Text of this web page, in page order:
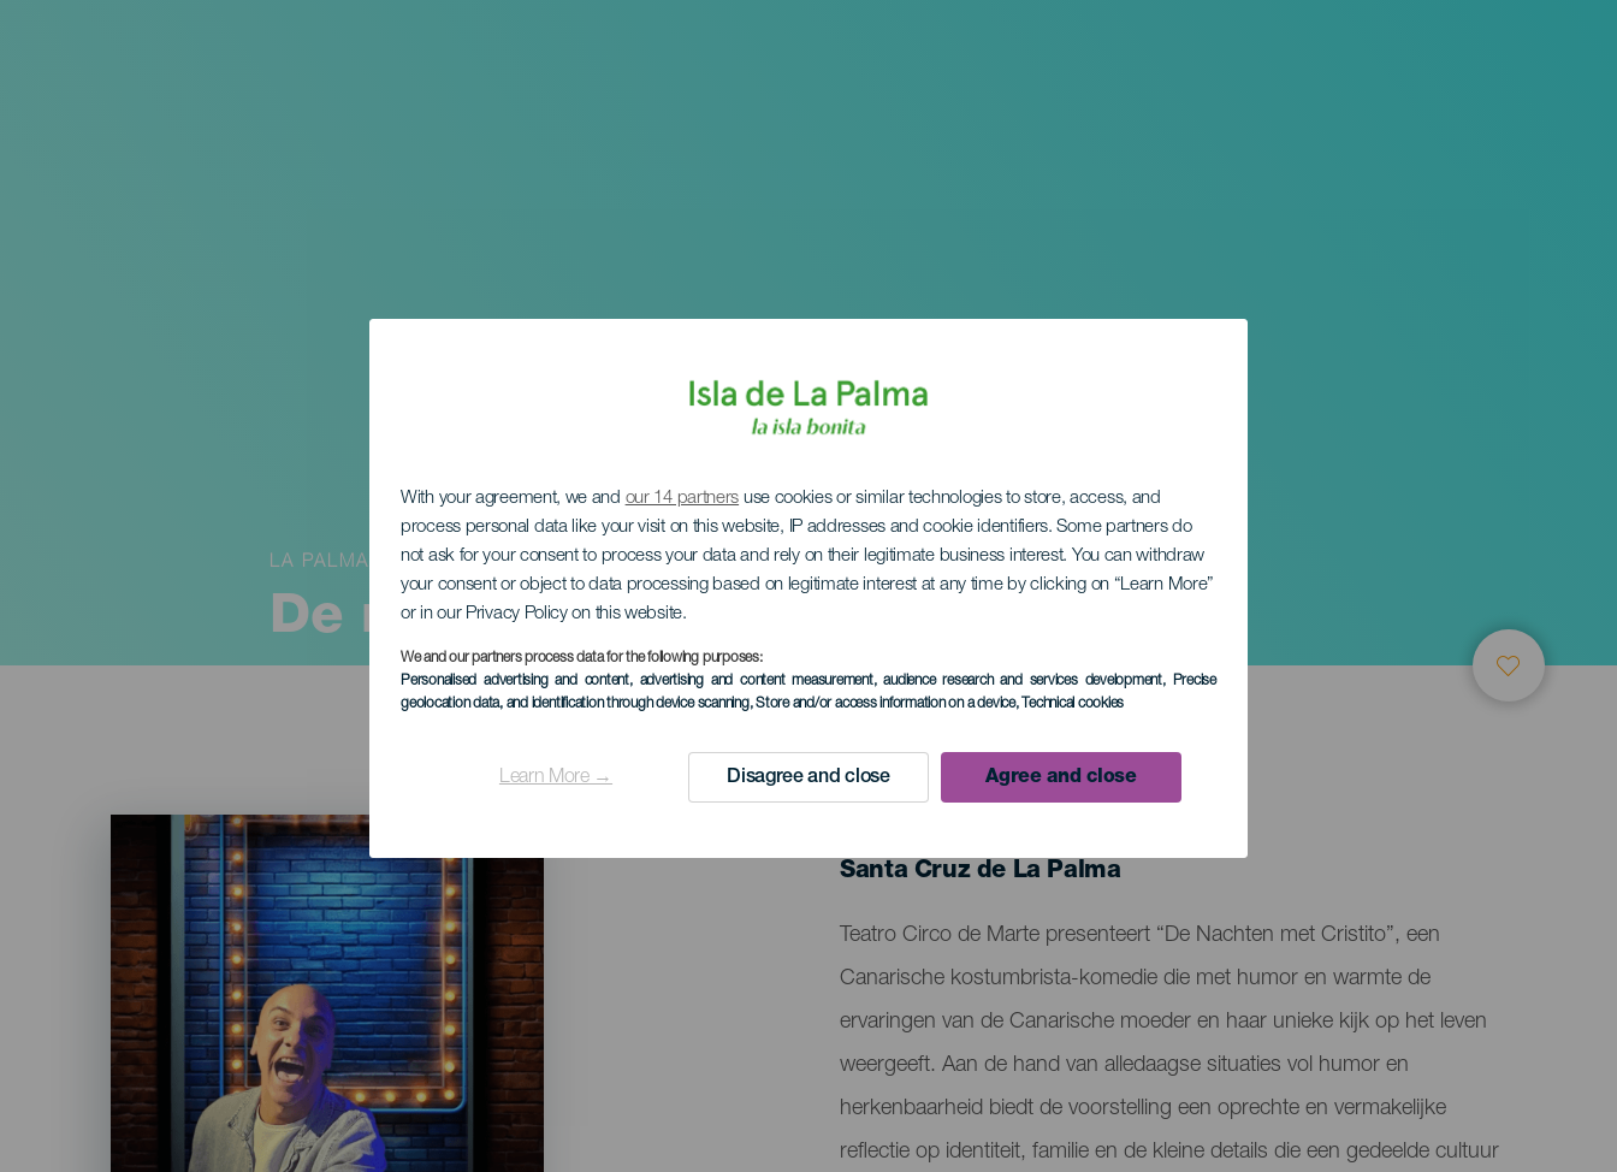
With your agreement, we and our 14 partners use cookies or similar technologies to store, access, and
process personal data like your visit on this website, IP addresses and cookie identifiers. Some partners do
not ask for your consent to process your data and rely on their legitimate business interest. You can withdraw
your consent or object to data processing based on legitimate interest at any time by clicking on “Learn More”
or in our Privacy Policy on this website.
We and our partners process data for the following purposes:
Personalised advertising and content, advertising and content measurement, audience research and services development, Precise
geolocation data, and identification through device scanning, Store and/or access information on a device, Technical cookies
Learn More → Disagree and close Agree and close
De nachten met Cristito
LA PALMA
EVENEMENT UIT HET VERLEDEN
Localidad
Santa Cruz de La Palma
Descripción
del
evento
Teatro Circo de Marte presenteert “De Nachten met Cristito”, een
Canarische kostumbrista-komedie die met humor en warmte de
ervaringen van de Canarische moeder en haar unieke kijk op het leven
weergeeft. Aan de hand van alledaagse situaties vol humor en
herkenbaarheid biedt de voorstelling een oprechte en vermakelijke
reflectie op identiteit, familie en de kleine details die een gedeelde cultuur